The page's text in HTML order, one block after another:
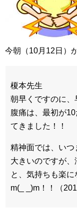
今朝（10月12日）
榎本先生
朝早くですのに、
腹痛は、最初が
てきました！！
精神面では、い
大きいのですが、
と、気持ちも楽
m(_ _)m！！（